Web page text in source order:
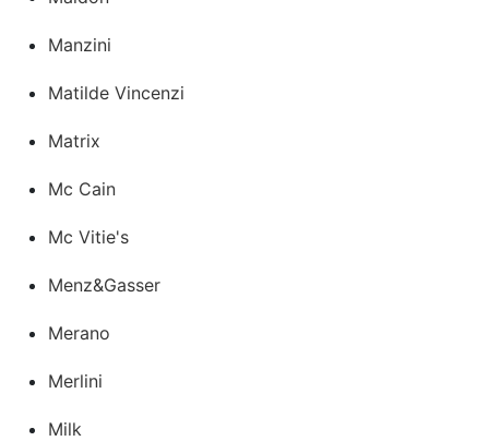
Manzini
Matilde Vincenzi
Matrix
Mc Cain
Mc Vitie's
Menz&Gasser
Merano
Merlini
Milk